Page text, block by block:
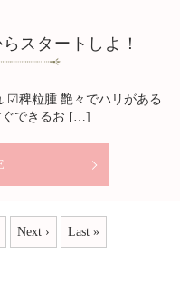
スタートしよ！
稗粒腫 艶々でハリがある
ぐできるお […]
Next › Last »